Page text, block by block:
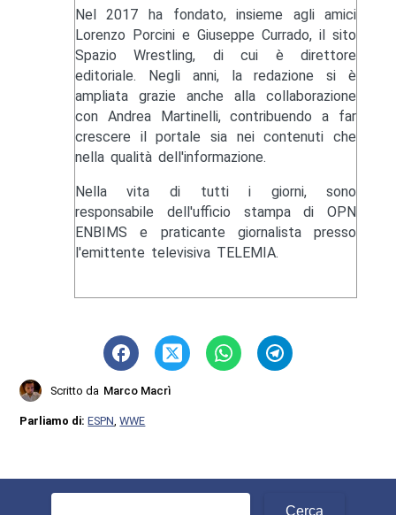
Nel 2017 ha fondato, insieme agli amici
Lorenzo Porcini e Giuseppe Currado, il sito
Spazio Wrestling, di cui è direttore
editoriale. Negli anni, la redazione si è
ampliata grazie anche alla collaborazione
con Andrea Martinelli, contribuendo a far
crescere il portale sia nei contenuti che
nella qualità dell'informazione.
Nella vita di tutti i giorni, sono
responsabile dell'ufficio stampa di OPN
ENBIMS e praticante giornalista presso
l'emittente televisiva TELEMIA.
Scritto da Marco Macrì
Parliamo di:ESPN ,WWE